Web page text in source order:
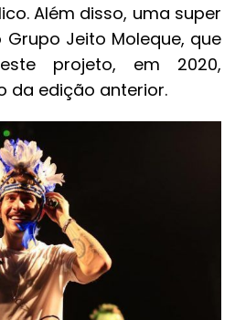
Além disso, uma super
Jeito Moleque, que
projeto, em 2020,
da edição anterior.